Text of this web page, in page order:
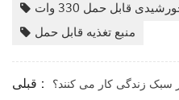
قابل حمل 330 وات
منبع تغذیه قابل حمل
قبلی : سبک زندگی کار می کنند؟